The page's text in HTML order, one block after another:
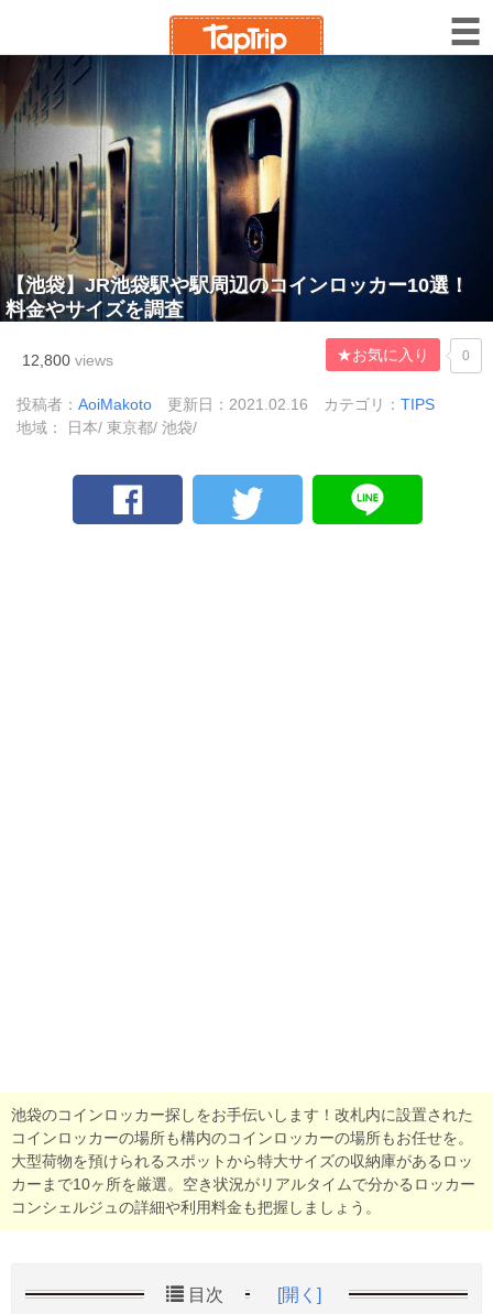
【池袋】JR池袋駅や駅周辺のコインロッカー10選！
料金やサイズを調査
12,800 views ★お気に入り 0
投稿者： AoiMakoto 更新日：2021.02.16 カテゴリ： TIPS
地域： 日本/ 東京都/ 池袋/
池袋のコインロッカー探しをお手伝いします！改札内に設置された
コインロッカーの場所も構内のコインロッカーの場所もお任せを。
大型荷物を預けられるスポットから特大サイズの収納庫があるロッ
カーまで10ヶ所を厳選。空き状況がリアルタイムで分かるロッカー
コンシェルジュの詳細や利用料金も把握しましょう。
目次 [開く]